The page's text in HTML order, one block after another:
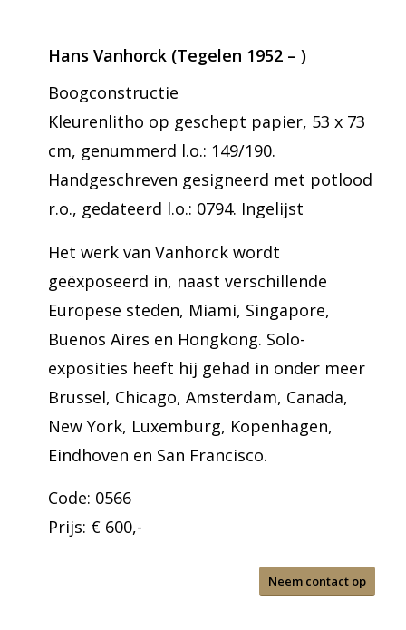
Hans Vanhorck (Tegelen 1952 – )
Boogconstructie
Kleurenlitho op geschept papier, 53 x 73
cm, genummerd l.o.: 149/190.
Handgeschreven gesigneerd met potlood
r.o., gedateerd l.o.: 0794. Ingelijst
Het werk van Vanhorck wordt
geëxposeerd in, naast verschillende
Europese steden, Miami, Singapore,
Buenos Aires en Hongkong. Solo-
exposities heeft hij gehad in onder meer
Brussel, Chicago, Amsterdam, Canada,
New York, Luxemburg, Kopenhagen,
Eindhoven en San Francisco.
Code: 0566
Prijs: € 600,-
Neem contact op